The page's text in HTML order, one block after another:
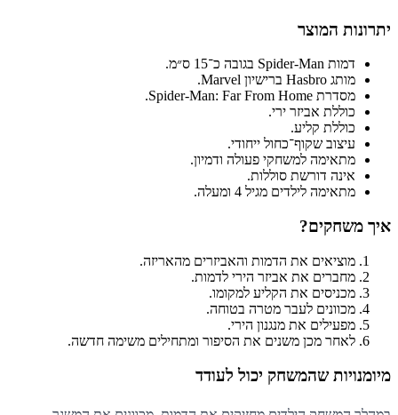
יתרונות המוצר
דמות Spider-Man בגובה כ־15 ס״מ.
מותג Hasbro ברישיון Marvel.
מסדרת Spider-Man: Far From Home.
כוללת אביזר ירי.
כוללת קליע.
עיצוב שקוף־כחול ייחודי.
מתאימה למשחקי פעולה ודמיון.
אינה דורשת סוללות.
מתאימה לילדים מגיל 4 ומעלה.
איך משחקים?
מוציאים את הדמות והאביזרים מהאריזה.
מחברים את אביזר הירי לדמות.
מכניסים את הקליע למקומו.
מכוונים לעבר מטרה בטוחה.
מפעילים את מנגנון הירי.
לאחר מכן משנים את הסיפור ומתחילים משימה חדשה.
מיומנויות שהמשחק יכול לעודד